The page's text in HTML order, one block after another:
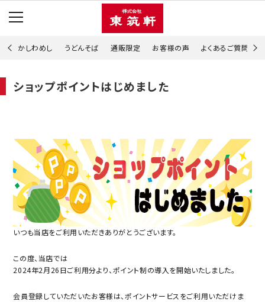
かしわめし うどんそば 通販限定 お客様の声 よくあるご質問
ショップポイントはじめました
いつも当店をご利用いただきありがとうございます。
この度、当店では
2024年2月26日ご利用分より、ポイント制の導入を開始いたしました。
会員登録していただいたお客様は、ポイントサービスをご利用いただけま